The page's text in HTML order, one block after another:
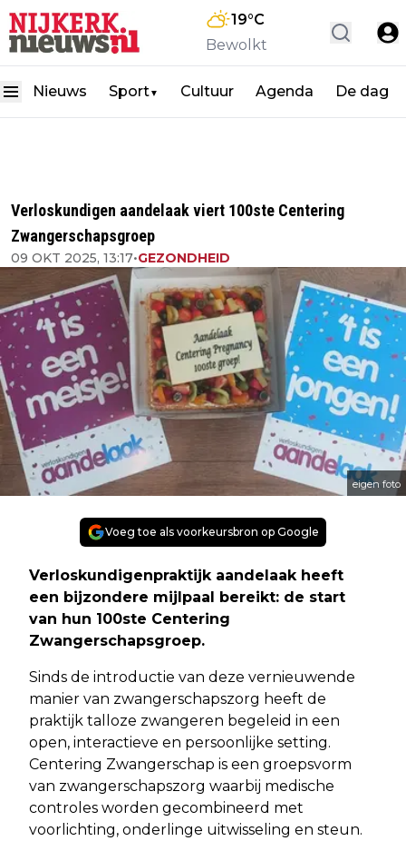
19°C
Bewolkt
Nieuws Sport▼ Cultuur Agenda De dag
Verloskundigen aandelaak viert 100ste Centering
Zwangerschapsgroep
09 OKT 2025, 13:17•GEZONDHEID
eigen foto
Voeg toe als voorkeursbron op Google
Verloskundigenpraktijk aandelaak heeft
een bijzondere mijlpaal bereikt: de start
van hun 100ste Centering
Zwangerschapsgroep.
Sinds de introductie van deze vernieuwende
manier van zwangerschapszorg heeft de
praktijk talloze zwangeren begeleid in een
open, interactieve en persoonlijke setting.
Centering Zwangerschap is een groepsvorm
van zwangerschapszorg waarbij medische
controles worden gecombineerd met
voorlichting, onderlinge uitwisseling en steun.